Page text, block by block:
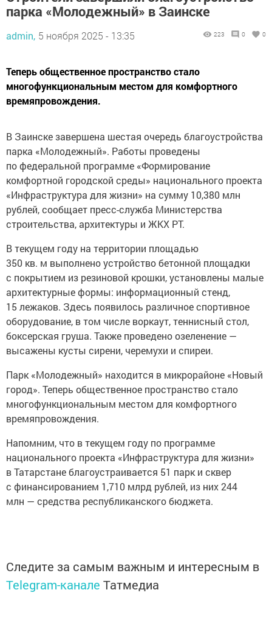
парка «Молодежный» в Заинске
admin, 5 ноября 2025 - 13:35 223 0 0
Теперь общественное пространство стало
многофункциональным местом для комфортного
времяпровождения.
В Заинске завершена шестая очередь благоустройства
парка «Молодежный». Работы проведены
по федеральной программе «Формирование
комфортной городской среды» национального проекта
«Инфраструктура для жизни» на сумму 10,380 млн
рублей, сообщает пресс-служба Министерства
строительства, архитектуры и ЖКХ РТ.
В текущем году на территории площадью
350 кв. м выполнено устройство бетонной площадки
с покрытием из резиновой крошки, установлены малые
архитектурные формы: информационный стенд,
15 лежаков. Здесь появилось различное спортивное
оборудование, в том числе воркаут, теннисный стол,
боксерская груша. Также проведено озеленение —
высажены кусты сирени, черемухи и спиреи.
Парк «Молодежный» находится в микрорайоне «Новый
город». Теперь общественное пространство стало
многофункциональным местом для комфортного
времяпровождения.
Напомним, что в текущем году по программе
национального проекта «Инфраструктура для жизни»
в Татарстане благоустраивается 51 парк и сквер
с финансированием 1,710 млрд рублей, из них 244
млн — средства республиканского бюджета.
Следите за самым важным и интересным в
Telegram-канале Татмедиа